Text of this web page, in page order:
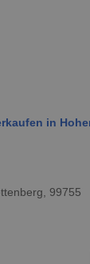
in
99755